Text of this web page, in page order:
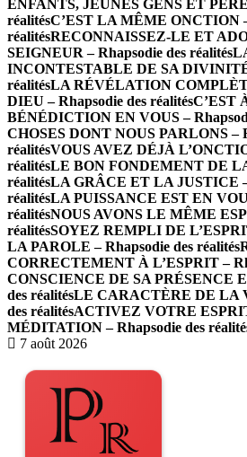
ENFANTS, JEUNES GENS ET
réalitésC’EST LA MÊME ONCTION
réalitésRECONNAISSEZ-LE ET
SEIGNEUR – Rhapsodie des réalités
INCONTESTABLE DE SA DIVINITÉ
réalitésLA RÉVÉLATION
DIEU – Rhapsodie des réalitésC’EST
BÉNÉDICTION EN VOUS –
CHOSES DONT NOUS PARLONS –
réalitésVOUS AVEZ DÉJÀ
réalitésLE BON FONDEMENT DE
réalitésLA GRÂCE ET LA JUSTICE –
réalitésLA PUISSANCE EST EN
réalitésNOUS AVONS LE MÊME
réalitésSOYEZ REMPLI DE
LA PAROLE – Rhapsodie des réalités
CORRECTEMENT À L’ESPRIT –
CONSCIENCE DE SA PRÉSENCE
des réalitésLE CARACTÈRE DE LA
des réalitésACTIVEZ VOTRE
MÉDITATION – Rhapsodie des
7 août 2026